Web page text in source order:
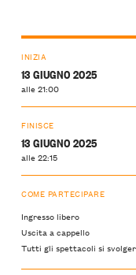
INIZIA
13 GIUGNO 2025
alle 21:00
FINISCE
13 GIUGNO 2025
alle 22:15
COME PARTECIPARE
Ingresso libero
Uscita a cappello
Tutti gli spettacoli si